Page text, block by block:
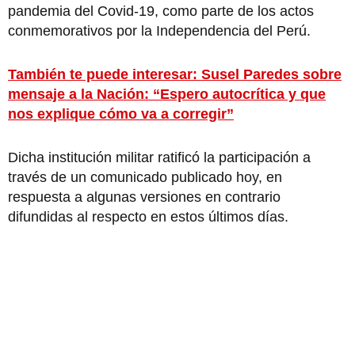
pandemia del Covid-19, como parte de los actos
conmemorativos por la Independencia del Perú.
También te puede interesar: Susel Paredes sobre
mensaje a la Nación: “Espero autocrítica y que
nos explique cómo va a corregir”
Dicha institución militar ratificó la participación a
través de un comunicado publicado hoy, en
respuesta a algunas versiones en contrario
difundidas al respecto en estos últimos días.